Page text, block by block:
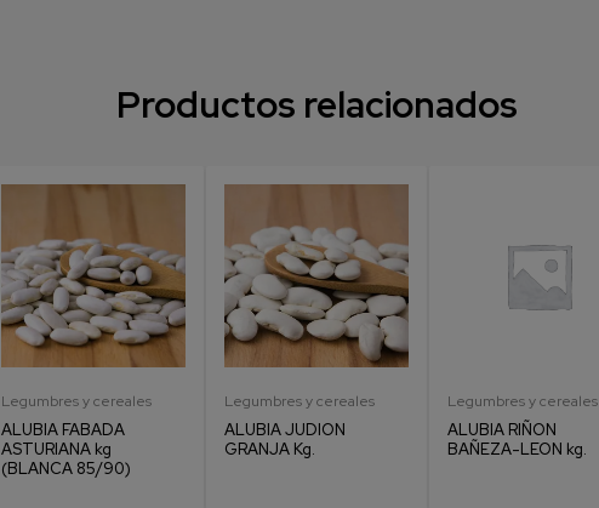
Productos relacionados
Legumbres y cereales
ALUBIA FABADA
ASTURIANA kg
(BLANCA 85/90)
Legumbres y cereales
ALUBIA JUDION
GRANJA Kg.
Legumbres y cereales
ALUBIA RIÑON
BAÑEZA-LEON kg.